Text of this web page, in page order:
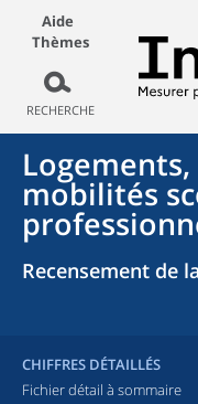
Aide
Thèmes
RECHERCHE
mobilités
Recensement de
CHIFFRES DÉTAILLÉS
Fichier détail à sommaire